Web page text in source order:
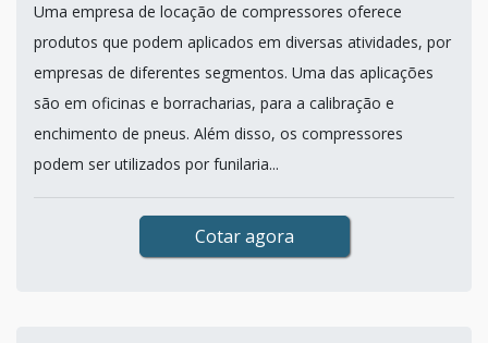
Uma empresa de locação de compressores oferece
produtos que podem aplicados em diversas atividades, por
empresas de diferentes segmentos. Uma das aplicações
são em oficinas e borracharias, para a calibração e
enchimento de pneus. Além disso, os compressores
podem ser utilizados por funilaria...
Cotar agora